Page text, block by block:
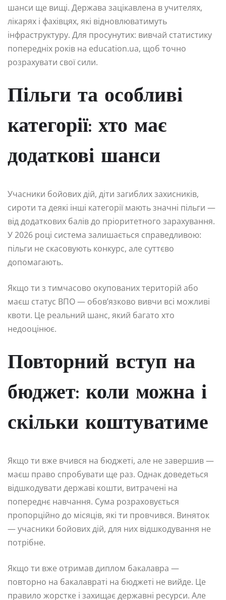
шанси ще вищі. Держава зацікавлена в учителях,
лікарях і фахівцях, які відновлюватимуть
інфраструктуру. Для просунутих: вивчай статистику
попередніх років на education.ua, щоб точно
розрахувати свої сили.
Пільги та особливі
категорії: хто має
додаткові шанси
Учасники бойових дій, діти загиблих захисників,
сироти та деякі інші категорії мають значні пільги —
від додаткових балів до пріоритетного зарахування.
У 2026 році система залишається справедливою:
пільги не скасовують конкурс, але суттєво
допомагають.
Якщо ти з тимчасово окупованих територій або
маєш статус ВПО — обов’язково вивчи всі можливі
квоти. Це реальний шанс, який багато хто
недооцінює.
Повторний вступ на
бюджет: коли можна і
скільки коштуватиме
Якщо ти вже вчився на бюджеті, але не завершив —
маєш право спробувати ще раз. Однак доведеться
відшкодувати державі кошти, витрачені на
попереднє навчання. Сума розраховується
пропорційно до місяців, які ти провчився. Виняток
— учасники бойових дій, для них відшкодування не
потрібне.
Якщо ти вже отримав диплом бакалавра —
повторно на бакалавраті на бюджеті не вийде. Це
правило жорстке і захищає державні ресурси. Але